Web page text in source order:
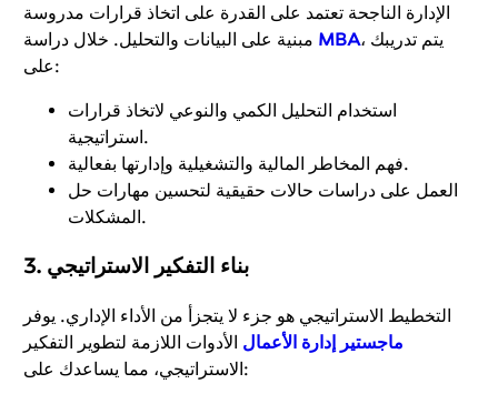
الإدارة الناجحة تعتمد على القدرة على اتخاذ قرارات مدروسة
MBA، يتم تدريبك
على:
استخدام التحليل الكمي والنوعي لاتخاذ قرارات
استراتيجية.
فهم المخاطر المالية والتشغيلية وإدارتها بفعالية.
العمل على دراسات حالات حقيقية لتحسين مهارات حل
المشكلات.
3. بناء التفكير الاستراتيجي
التخطيط الاستراتيجي هو جزء لا يتجزأ من الأداء الإداري. يوفر
ماجستير إدارة الأعمال الأدوات اللازمة لتطوير التفكير
الاستراتيجي، مما يساعدك على: